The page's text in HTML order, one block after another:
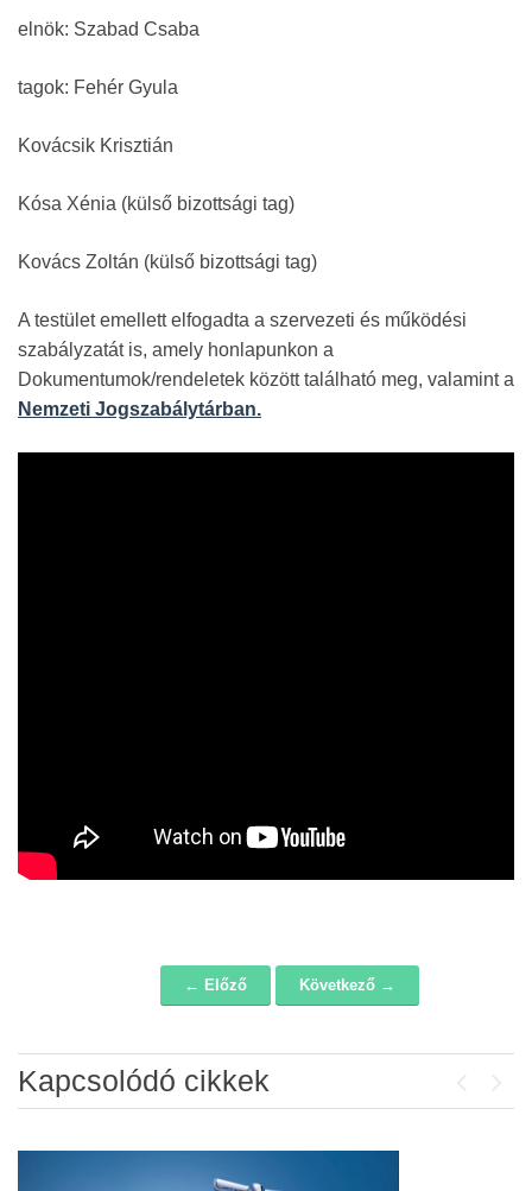
elnök: Szabad Csaba
tagok: Fehér Gyula
Kovácsik Krisztián
Kósa Xénia (külső bizottsági tag)
Kovács Zoltán (külső bizottsági tag)
A testület emellett elfogadta a szervezeti és működési
szabályzatát is, amely honlapunkon a
Dokumentumok/rendeletek között található meg, valamint a
Nemzeti Jogszabálytárban.
← Előző Következő →
Kapcsolódó cikkek
Álláspályázat – konyhai kisegítő